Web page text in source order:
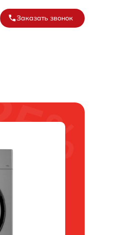
Заказать звонок